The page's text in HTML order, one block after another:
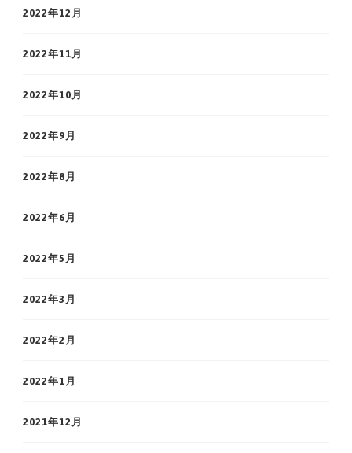
2022年12月
2022年11月
2022年10月
2022年9月
2022年8月
2022年6月
2022年5月
2022年3月
2022年2月
2022年1月
2021年12月